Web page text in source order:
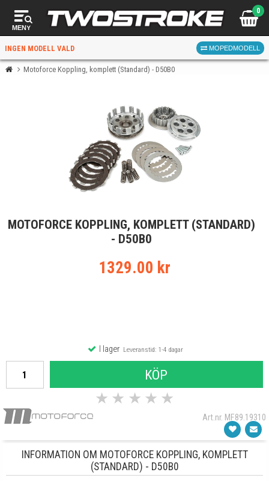
MENY
0
INGEN MODELL VALD MOPEDMODELL
När du valt kommer butiken visa delar för vald moped
och universella produkter.
Motoforce Koppling, komplett (Standard) - D50B0
MOTOFORCE KOPPLING, KOMPLETT (STANDARD)
- D50B0
1329.00 kr
I lagerLeveranstid: 1-4 dagar
KÖP
★ ★ ★ ★ ★
Art.nr. MF89.19310
INFORMATION OM MOTOFORCE KOPPLING, KOMPLETT
(STANDARD) - D50B0